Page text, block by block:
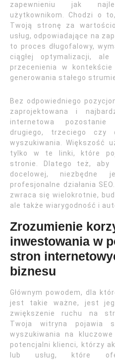
zapewnieniu jak
użytkownikom. Chodzi o
Twoją stronę za
usług, odpowiadające na
to proces długofalowy,
ciągłej optymalizacji,
przecenienia w
generowania stałego
Bez odpowiedniego
zaprojektowana i
internetowa
drugiego, trzeciego czy
wyszukiwania. Większość
tylko w te linki, które
stronie. Dlatego też, aby
docelowej, niezbędne
profesjonalne działania
zwraca się wielokrotnie,
ale także wiarygodność i
Zrozumienie
inwestowania w
stron
biznesu
Głównym powodem, dla
jest takie ważne, jest
zwiększenie ruchu na
Twoja witryna pojawia
wyszukiwania na
potencjalni klienci, którzy
lub usług, które